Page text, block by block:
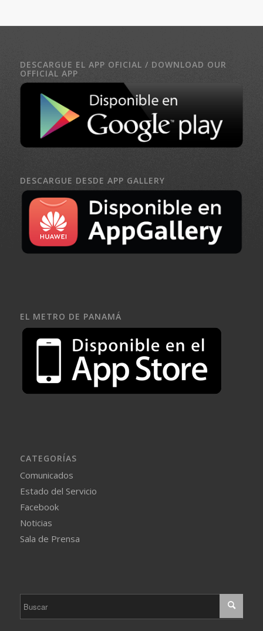
DESCARGUE EL APP OFICIAL / DOWNLOAD OUR
OFFICIAL APP
DESCARGUE DESDE APP GALLERY
EL METRO DE PANAMÁ
CATEGORÍAS
Comunicados
Estado del Servicio
Facebook
Noticias
Sala de Prensa